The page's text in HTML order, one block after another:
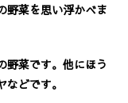
野菜を思い浮かべま
野菜です。他にほう
どです。